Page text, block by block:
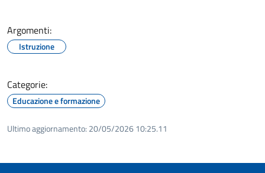
Argomenti:
Istruzione
Categorie:
Educazione e formazione
Ultimo aggiornamento: 20/05/2026 10:25.11